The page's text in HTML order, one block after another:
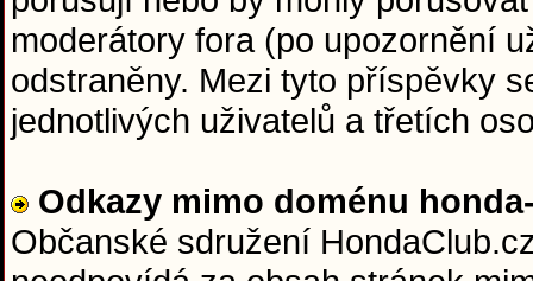
moderátory fora (po upozornění
odstraněny. Mezi tyto příspěvky
jednotlivých uživatelů a třetích
Odkazy mimo doménu
Občanské sdružení